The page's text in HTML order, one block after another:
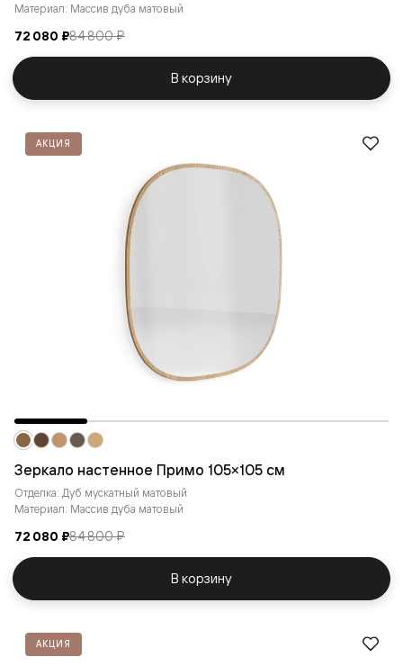
Материал: Массив дуба матовый
72 080 ₽84 800 ₽
В корзину
АКЦИЯ
Зеркало настенное Примо 105×105 см
Отделка: Дуб мускатный матовый
Материал: Массив дуба матовый
72 080 ₽84 800 ₽
В корзину
АКЦИЯ